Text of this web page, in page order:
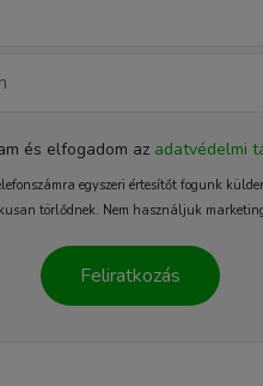
és elfogadom az adatvédelmi
egyszeri értesítőt fogunk
törlődnek. Nem használjuk
Feliratkozás